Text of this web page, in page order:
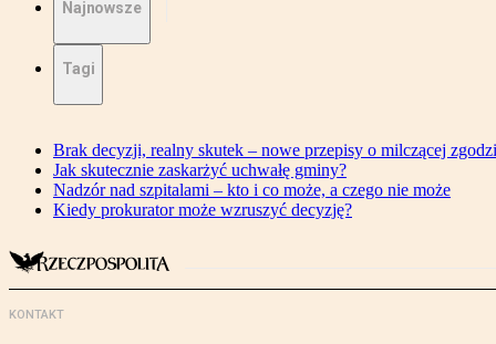
Najnowsze
Tagi
Brak decyzji, realny skutek – nowe przepisy o milczącej
Jak skutecznie zaskarżyć uchwałę gminy?
Nadzór nad szpitalami – kto i co może, a czego nie może
Kiedy prokurator może wzruszyć decyzję?
KONTAKT